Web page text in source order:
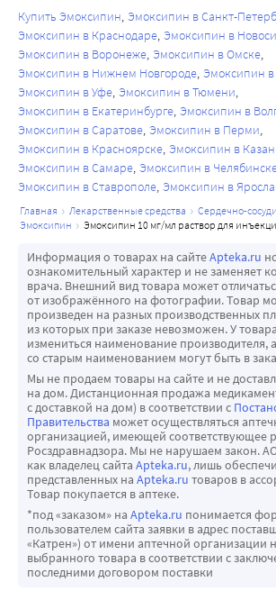
Купить Эмоксипин Эмоксипин в Санкт-
Эмоксипин в Краснодаре Эмоксипин в
Эмоксипин в Воронеже Эмоксипин в Омске
Эмоксипин в Нижнем Новгороде Эмоксипин в
Эмоксипин в Уфе Эмоксипин в Тюмени
Эмоксипин в Екатеринбурге Эмоксипин в
Эмоксипин в Саратове Эмоксипин в Перми
Эмоксипин в Красноярске Эмоксипин в
Эмоксипин в Самаре Эмоксипин в
Эмоксипин в Ставрополе Эмоксипин в
главная лекарственные средства
сердечно-
эмоксипин
эмоксипин 10 мг/мл раствор для
Информация о товарах на сайтеApteka.ru
ознакомительный характер и не заменяет
врача. Внешний вид товара может
от изображённого на фотографии. Товар
произведен на разных производственных
из которых при заказе невозможен. У
измениться наименование производителя,
со старым наименованием могут быть в
Мы не продаем товары на сайте и не
на дом. Дистанционная продажа
с доставкой на дом) в соответствии с
Правительства может осуществляться
организацией, имеющей соответствующее
Росздравнадзора. Мы не нарушаем закон.
как владелец сайта Apteka.ru, лишь
представленных на Apteka.ru товаров в
Товар покупается в аптеке.
*под «заказом» на Apteka.ru понимается
пользователем сайта заявки в адрес
«Катрен») от имени аптечной организации
выбранного товара в соответствии с
последними договором поставки